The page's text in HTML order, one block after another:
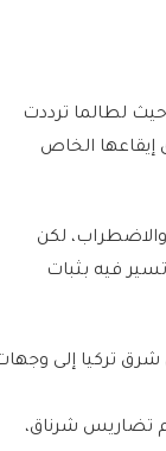
حيث لطالما ترددت
إيقاعها الخاص
لكن
فيه بثبات
تضاريس شرناق،